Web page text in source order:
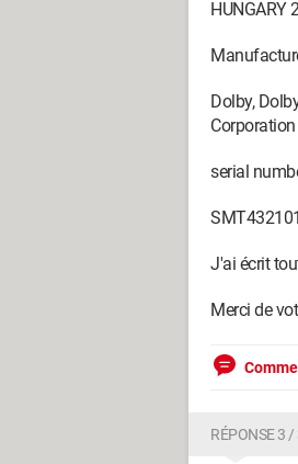
HUNGARY
Dolby,
Corporation
serial
J'ai écrit
Merci de
RÉPONSE 3 /